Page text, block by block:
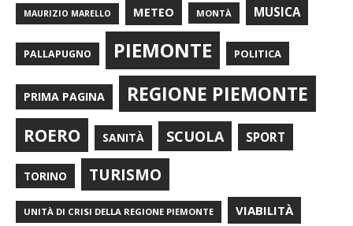
MAURIZIO MARELLO METEO MONTÀ MUSICA
PALLAPUGNO PIEMONTE POLITICA
PRIMA PAGINA REGIONE PIEMONTE
ROERO SANITÀ SCUOLA SPORT
TORINO TURISMO
UNITÀ DI CRISI DELLA REGIONE PIEMONTE VIABILITÀ